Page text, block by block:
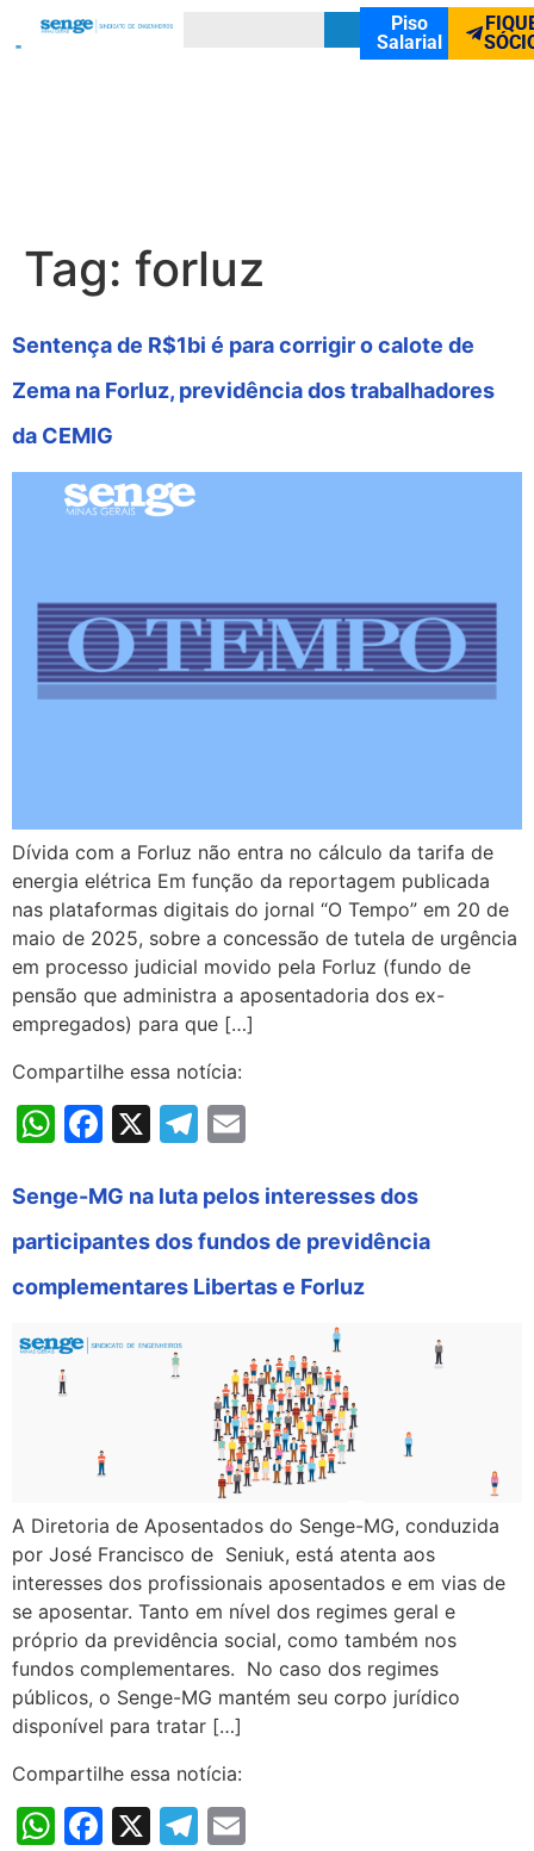
Piso
Salarial
Tag: forluz
Sentença de R$1bi é para corrigir o calote de
Zema na Forluz, previdência dos trabalhadores
da CEMIG
Dívida com a Forluz não entra no cálculo da tarifa de
energia elétrica Em função da reportagem publicada
nas plataformas digitais do jornal “O Tempo” em 20 de
maio de 2025, sobre a concessão de tutela de urgência
em processo judicial movido pela Forluz (fundo de
pensão que administra a aposentadoria dos ex-
empregados) para que […]
Compartilhe essa notícia:
WhatsApp
Facebook
X Telegram
Senge-MG na luta pelos interesses dos
participantes dos fundos de previdência
complementares Libertas e Forluz
A Diretoria de Aposentados do Senge-MG, conduzida
por José Francisco de Seniuk, está atenta aos
interesses dos profissionais aposentados e em vias de
se aposentar. Tanto em nível dos regimes geral e
próprio da previdência social, como também nos
fundos complementares. No caso dos regimes
públicos, o Senge-MG mantém seu corpo jurídico
disponível para tratar […]
Compartilhe essa notícia:
WhatsApp
Facebook
X Telegram